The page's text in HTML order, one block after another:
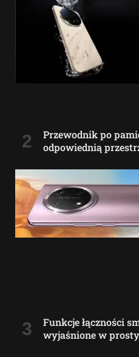
Przewodnik po
odpowiednią
Funkcje łączności
wyjaśnione w